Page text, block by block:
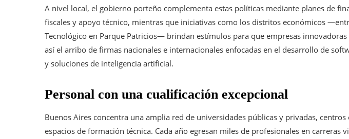
A nivel local, el gobierno porteño complementa estas políticas mediante planes de
fiscales y apoyo técnico, mientras que iniciativas como los distritos económicos
Tecnológico en Parque Patricios— brindan estímulos para que empresas
así el arribo de firmas nacionales e internacionales enfocadas en el desarrollo de
y soluciones de inteligencia artificial.
Personal con una cualificación excepcional
Buenos Aires concentra una amplia red de universidades públicas y privadas,
espacios de formación técnica. Cada año egresan miles de profesionales en carreras